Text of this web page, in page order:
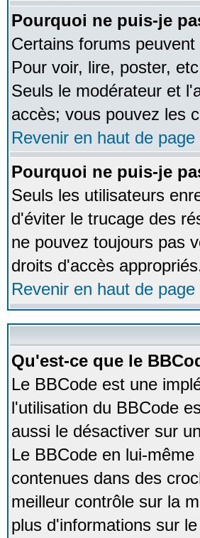
Pourquoi ne puis-je
Certains forums
Pour voir, lire, poster,
Seuls le modérateur et
accès; vous pouvez les
Revenir en haut de page
Pourquoi ne puis-je
Seuls les utilisateurs
d'éviter le trucage des
ne pouvez toujours pas
droits d'accès
Revenir en haut de page
Qu'est-ce que le
Le BBCode est une
l'utilisation du BBCode
aussi le désactiver sur
Le BBCode en lui-
contenues dans des
meilleur contrôle sur la
plus d'informations sur